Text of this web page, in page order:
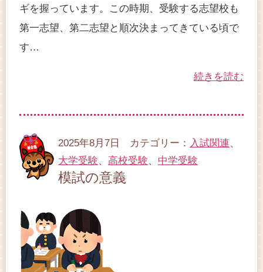
ギを握っています。この時期、受験する志望校も
第一志望、第二志望と順次決まってきている頃で
す…
続きを読む
2025年8月7日 カテゴリー： 入試関連、
大学受験、 高校受験、 中学受験
模試の意義